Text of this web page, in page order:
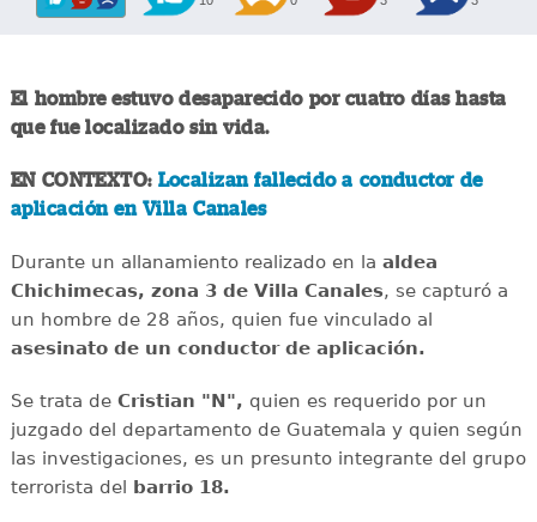
El hombre estuvo desaparecido por cuatro días hasta
que fue localizado sin vida.
EN CONTEXTO:Localizan fallecido a conductor de
aplicación en Villa Canales
Durante un allanamiento realizado en la aldea
Chichimecas, zona 3 de Villa Canales, se capturó a
un hombre de 28 años, quien fue vinculado al
asesinato de un conductor de aplicación.
Se trata de Cristian "N", quien es requerido por un
juzgado del departamento de Guatemala y quien según
las investigaciones, es un presunto integrante del grupo
terrorista del barrio 18.